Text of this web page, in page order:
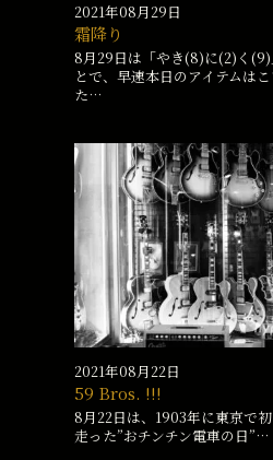
2021年08月29日
霜降り
8月29日は「やき(8)に(2)く(9)
とで、早速本日のアイテムは
た…
2021年08月22日
59 Bros. !!!
8月22日は、1903年に東京で
走った”おチンチン電車の日”…